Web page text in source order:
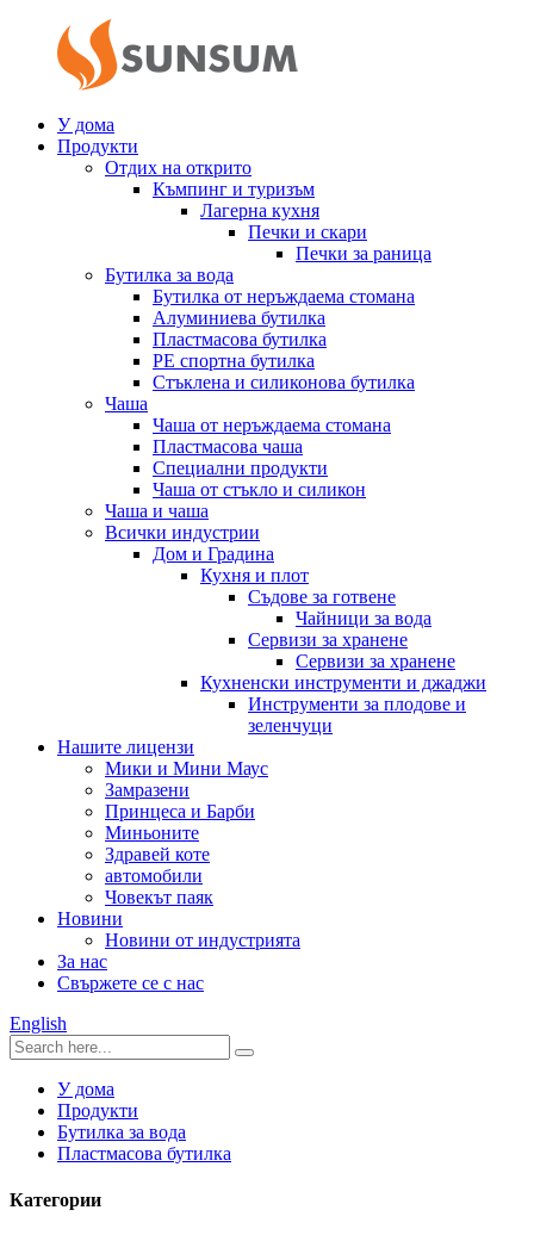
У дома
Продукти
Отдих на открито
Къмпинг и туризъм
Лагерна кухня
Печки и скари
Печки за раница
Бутилка за вода
Бутилка от неръждаема стомана
Алуминиева бутилка
Пластмасова бутилка
PE спортна бутилка
Стъклена и силиконова бутилка
Чаша
Чаша от неръждаема стомана
Пластмасова чаша
Специални продукти
Чаша от стъкло и силикон
Чаша и чаша
Всички индустрии
Дом и Градина
Кухня и плот
Съдове за готвене
Чайници за вода
Сервизи за хранене
Сервизи за хранене
Кухненски инструменти и джаджи
Инструменти за плодове и
зеленчуци
Нашите лицензи
Мики и Мини Маус
Замразени
Принцеса и Барби
Миньоните
Здравей коте
автомобили
Човекът паяк
Новини
Новини от индустрията
За нас
Свържете се с нас
English
У дома
Продукти
Бутилка за вода
Пластмасова бутилка
Категории